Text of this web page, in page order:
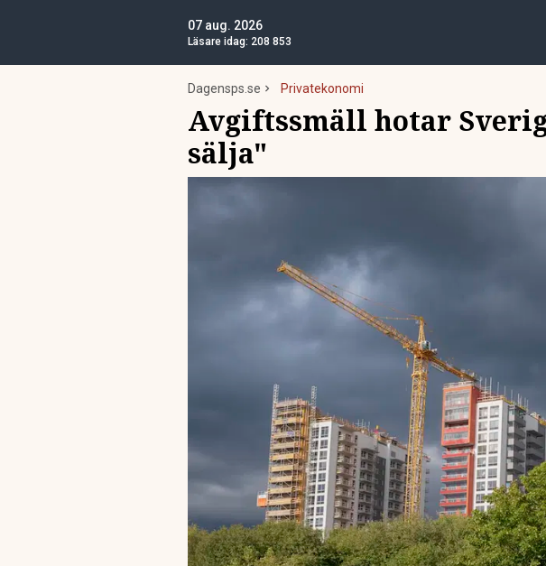
07 aug. 2026
Läsare idag: 208 853
Dagensps.se Privatekonomi
Avgiftssmäll hotar
sälja"